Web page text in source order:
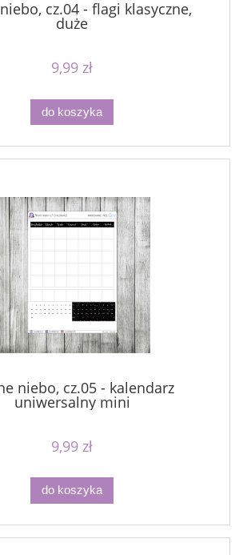
cz.04 - flagi klasyczne,
duże
9,99 zł
do koszyka
niebo, cz.05 - kalendarz
uniwersalny mini
9,99 zł
do koszyka